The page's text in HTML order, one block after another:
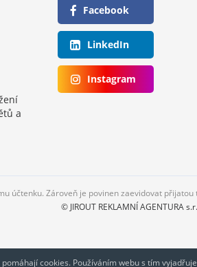
a
Facebook
LinkedIn
Instagram
účtenku. Zároveň je povinen zaevidovat
© JIROUT REKLAMNÍ AGENTURA
cookies. Používáním webu s tím